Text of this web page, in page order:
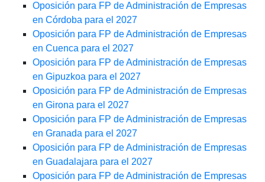
Oposición para FP de Administración de Empresas
en Córdoba para el 2027
Oposición para FP de Administración de Empresas
en Cuenca para el 2027
Oposición para FP de Administración de Empresas
en Gipuzkoa para el 2027
Oposición para FP de Administración de Empresas
en Girona para el 2027
Oposición para FP de Administración de Empresas
en Granada para el 2027
Oposición para FP de Administración de Empresas
en Guadalajara para el 2027
Oposición para FP de Administración de Empresas